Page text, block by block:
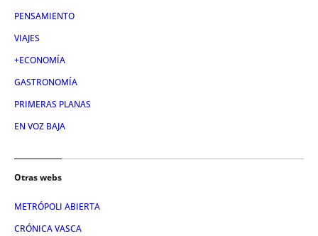
PENSAMIENTO
VIAJES
+ECONOMÍA
GASTRONOMÍA
PRIMERAS PLANAS
EN VOZ BAJA
Otras webs
METRÓPOLI ABIERTA
CRÓNICA VASCA